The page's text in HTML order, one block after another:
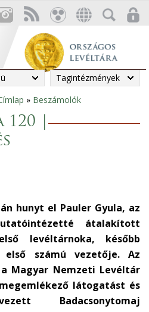
Tagintézmények
» Beszámolók
|
hunyt el Pauler Gyula, az
átalakított
levéltárnoka, később
első számú vezetője. Az
Magyar Nemzeti Levéltár
látogatást és
Badacsonytomaj